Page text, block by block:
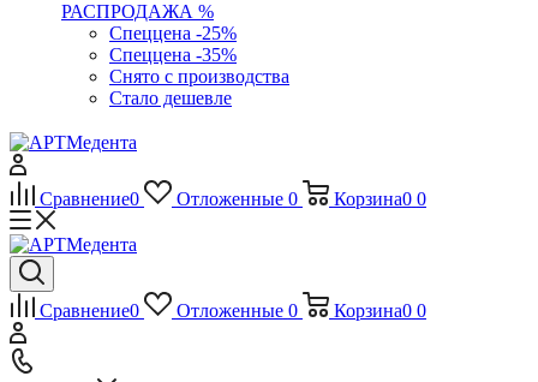
РАСПРОДАЖА %
Спеццена -25%
Спеццена -35%
Снято с производства
Стало дешевле
Сравнение0 Отложенные 0 Корзина0 0
Сравнение0 Отложенные 0 Корзина0 0